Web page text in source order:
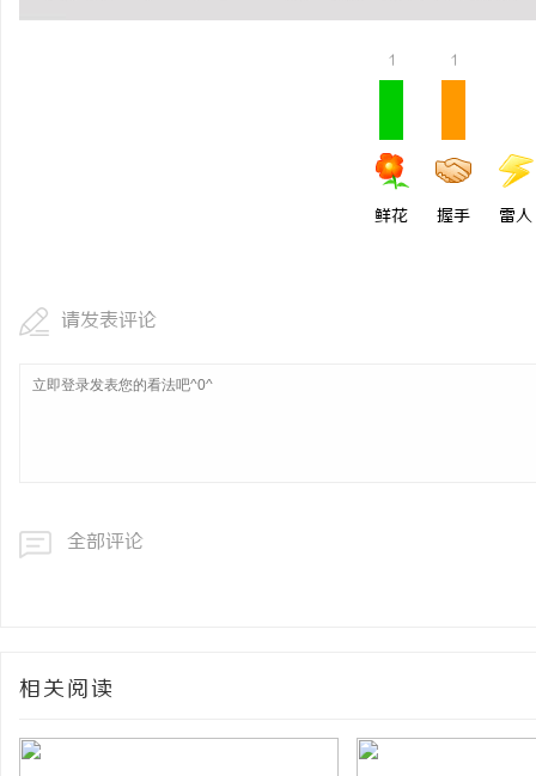
1
鲜花
1
握手 雷人
请发表评论
全部评论
相关阅读